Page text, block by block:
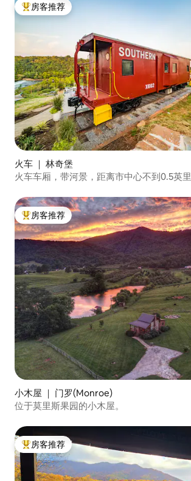
热门「房客推荐」
房客推荐
火车 ｜ 林奇堡
火车车厢，带河景，距离市中心不到0.5英里
热门「房客推荐」
房客推荐
小木屋 ｜ 门罗(Monroe)
位于莫里斯果园的小木屋。
热门「房客推荐」
房客推荐